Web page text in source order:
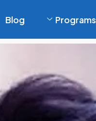
Programs
Blog